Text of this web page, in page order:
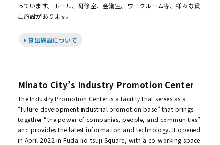
っています。ホール、研修室、会議室、ワークルーム等、様々な貸
出施設があります。
貸出施設について
Minato City’s Industry Promotion Center
The Industry Promotion Center is a facility that serves as a
“future-development industrial promotion base” that brings
together “the power of companies, people, and communities”
and provides the latest information and technology. It opened
in April 2022 in Fuda-no-tsuji Square, with a co-working space